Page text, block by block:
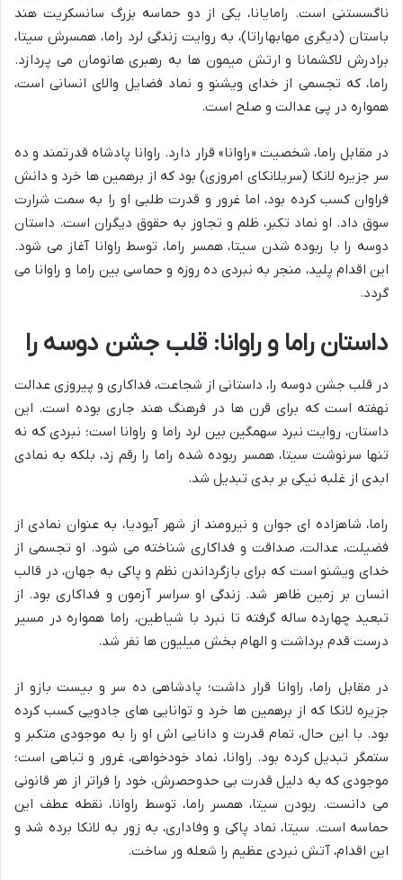
ناگسستنی است. رامایانا، یکی از دو حماسه بزرگ سانسکریت هند
باستان (دیگری مهابهاراتا)، به روایت زندگی لرد راما، همسرش سیتا،
برادرش لاکشمانا و ارتش میمون ها به رهبری هانومان می پردازد.
راما، که تجسمی از خدای ویشنو و نماد فضایل والای انسانی است،
همواره در پی عدالت و صلح است.
در مقابل راما، شخصیت «راوانا» قرار دارد. راوانا پادشاه قدرتمند و ده
سر جزیره لانکا (سریلانکای امروزی) بود که از برهمین ها خرد و دانش
فراوان کسب کرده بود، اما غرور و قدرت طلبی او را به سمت شرارت
سوق داد. او نماد تکبر، ظلم و تجاوز به حقوق دیگران است. داستان
دوسه را با ربوده شدن سیتا، همسر راما، توسط راوانا آغاز می شود.
این اقدام پلید، منجر به نبردی ده روزه و حماسی بین راما و راوانا می
گردد.
داستان راما و راوانا: قلب جشن دوسه را
در قلب جشن دوسه را، داستانی از شجاعت، فداکاری و پیروزی عدالت
نهفته است که برای قرن ها در فرهنگ هند جاری بوده است. این
داستان، روایت نبرد سهمگین بین لرد راما و راوانا است؛ نبردی که نه
تنها سرنوشت سیتا، همسر ربوده شده راما را رقم زد، بلکه به نمادی
ابدی از غلبه نیکی بر بدی تبدیل شد.
راما، شاهزاده ای جوان و نیرومند از شهر آیودیا، به عنوان نمادی از
فضیلت، عدالت، صداقت و فداکاری شناخته می شود. او تجسمی از
خدای ویشنو است که برای بازگرداندن نظم و پاکی به جهان، در قالب
انسان بر زمین ظاهر شد. زندگی او سراسر آزمون و فداکاری بود. از
تبعید چهارده ساله گرفته تا نبرد با شیاطین، راما همواره در مسیر
درست قدم برداشت و الهام بخش میلیون ها نفر شد.
در مقابل راما، راوانا قرار داشت؛ پادشاهی ده سر و بیست بازو از
جزیره لانکا که از برهمین ها خرد و توانایی های جادویی کسب کرده
بود. با این حال، تمام قدرت و دانایی اش او را به موجودی متکبر و
ستمگر تبدیل کرده بود. راوانا، نماد خودخواهی، غرور و تباهی است؛
موجودی که به دلیل قدرت بی حدوحصرش، خود را فراتر از هر قانونی
می دانست. ربودن سیتا، همسر راما، توسط راوانا، نقطه عطف این
حماسه است. سیتا، نماد پاکی و وفاداری، به زور به لانکا برده شد و
این اقدام، آتش نبردی عظیم را شعله ور ساخت.